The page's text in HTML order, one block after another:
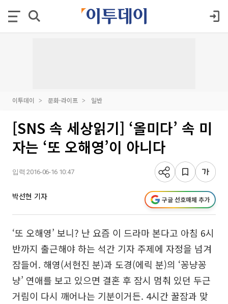
이투데이 문화·라이프 일반
[SNS 속 세상읽기] ‘올미다’ 속 미
자는 ‘또 오해영’이 아니다
입력 2016-06-16 10:47
박선현 기자 구글 선호매체 추가
‘또 오해영’ 보니? 난 요즘 이 드라마 본다고 아침 6시
반까지 출근해야 하는 석간 기자 주제에 자정을 넘겨
잠들어. 해영(서현진 분)과 도경(에릭 분)의 ‘꽁냥꽁
냥’ 연애를 보고 있으면 결혼 후 잠시 멈춰 있던 두근
거림이 다시 깨어나는 기분이거든. 4시간 꿀잠과 맞